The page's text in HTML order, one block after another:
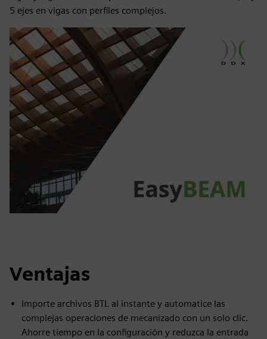
5 ejes en vigas con perfiles complejos.
Ventajas
Importe archivos BTL al instante y automatice las
complejas operaciones de mecanizado con un solo clic.
Ahorre tiempo en la configuración y reduzca la entrada